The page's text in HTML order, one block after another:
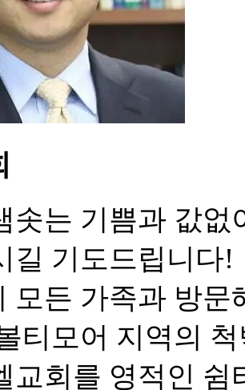
솟는 기쁨과 값
길 기도드립니다!
모든 가족과 방
티모어 지역의
교회를 영적인 쉼